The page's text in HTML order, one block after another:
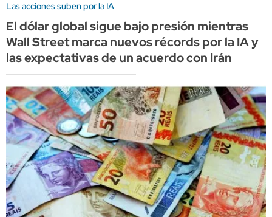
Las acciones suben por la IA
El dólar global sigue bajo presión mientras
Wall Street marca nuevos récords por la IA y
las expectativas de un acuerdo con Irán